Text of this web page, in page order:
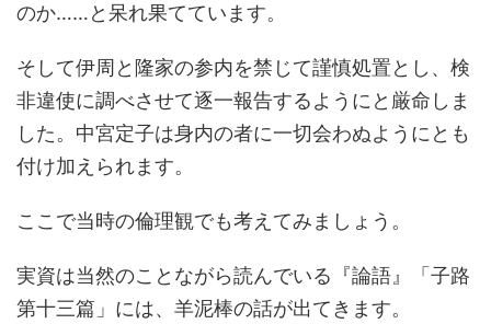
のか……と呆れ果てています。
そして伊周と隆家の参内を禁じて謹慎処置とし、検
非違使に調べさせて逐一報告するようにと厳命しま
した。中宮定子は身内の者に一切会わぬようにとも
付け加えられます。
ここで当時の倫理観でも考えてみましょう。
実資は当然のことながら読んでいる『論語』「子路
第十三篇」には、羊泥棒の話が出てきます。